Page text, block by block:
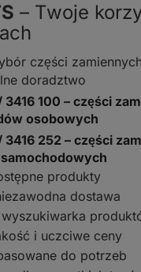
– Twoje
części
doradztwo
3416 100 – części
osobowych
3416 252 – części
produkty
dostawa
i uczciwe ceny
do potrzeb